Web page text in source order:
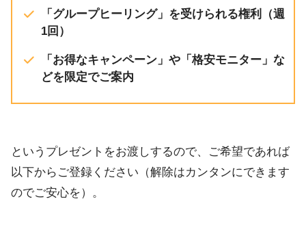
「グループヒーリング」を受けられる権利（週
1回）
「お得なキャンペーン」や「格安モニター」な
どを限定でご案内
というプレゼントをお渡しするので、ご希望であれば
以下からご登録ください（解除はカンタンにできます
のでご安心を）。